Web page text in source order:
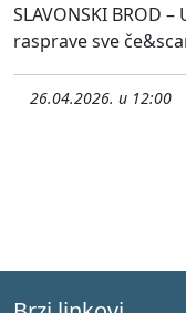
SLAVONSKI BROD
rasprave sve
26.04.2026. u 12:00